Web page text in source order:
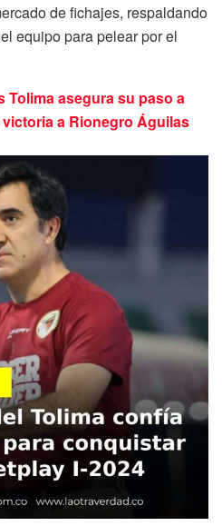
de fichajes, respaldando
equipo para pelear por el
Tolima asegura su paso a
a Rionegro Águilas